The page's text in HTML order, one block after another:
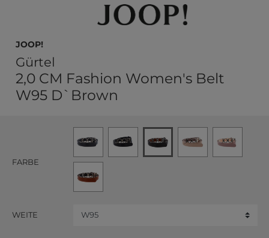
JOOP!
Gürtel
2,0 CM Fashion Women's Belt
W95 D`Brown
FARBE
WEITE